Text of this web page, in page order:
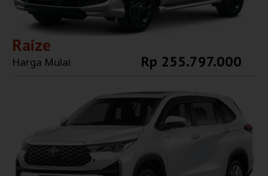
Raize
Harga Mulai Rp 255.797.000